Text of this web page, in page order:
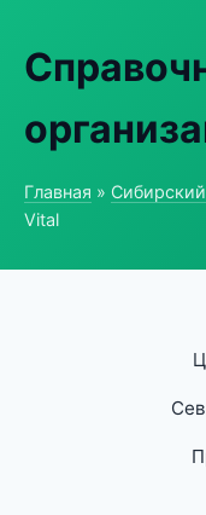
Главная »
Vital